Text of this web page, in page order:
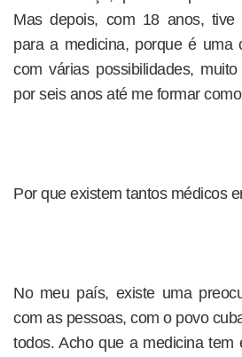
Mas depois, com 18 anos, tive
para a medicina, porque é uma
com várias possibilidades,
por seis anos até me formar
Por que existem tantos médicos
No meu país, existe uma
com as pessoas, com o povo
todos. Acho que a medicina tem